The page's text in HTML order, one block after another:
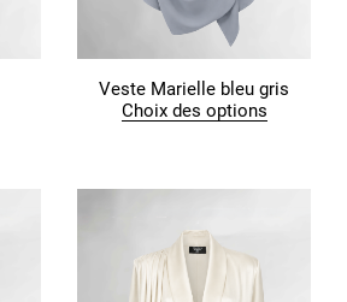
Veste Marielle bleu gris
Choix des options
r
d
u